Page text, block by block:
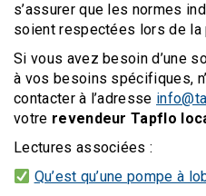
s’assurer que les normes
soient respectées lors de la
Si vous avez besoin d’une
à vos besoins spécifiques,
contacter à l’adresse
votre revendeur Tapflo
Lectures associées :
Qu’est qu’une pompe à